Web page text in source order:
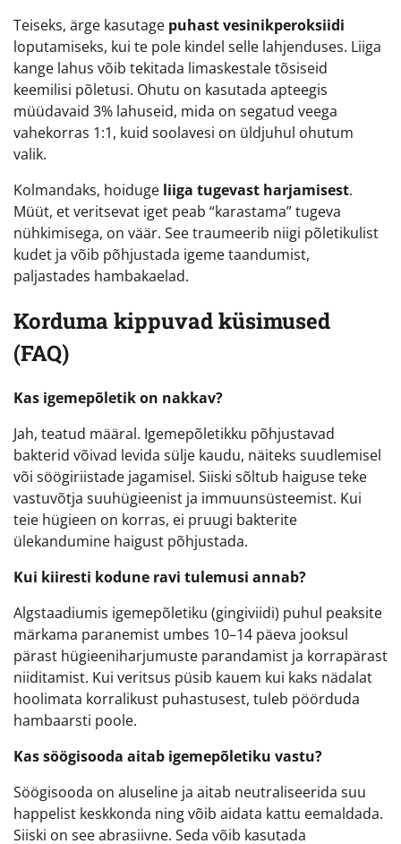
Teiseks, ärge kasutage puhast vesinikperoksiidi
loputamiseks, kui te pole kindel selle lahjenduses. Liiga
kange lahus võib tekitada limaskestale tõsiseid
keemilisi põletusi. Ohutu on kasutada apteegis
müüdavaid 3% lahuseid, mida on segatud veega
vahekorras 1:1, kuid soolavesi on üldjuhul ohutum
valik.
Kolmandaks, hoiduge liiga tugevast harjamisest.
Müüt, et veritsevat iget peab “karastama” tugeva
nühkimisega, on väär. See traumeerib niigi põletikulist
kudet ja võib põhjustada igeme taandumist,
paljastades hambakaelad.
Korduma kippuvad küsimused
(FAQ)
Kas igemepõletik on nakkav?
Jah, teatud määral. Igemepõletikku põhjustavad
bakterid võivad levida sülje kaudu, näiteks suudlemisel
või söögiriistade jagamisel. Siiski sõltub haiguse teke
vastuvõtja suuhügieenist ja immuunsüsteemist. Kui
teie hügieen on korras, ei pruugi bakterite
ülekandumine haigust põhjustada.
Kui kiiresti kodune ravi tulemusi annab?
Algstaadiumis igemepõletiku (gingiviidi) puhul peaksite
märkama paranemist umbes 10–14 päeva jooksul
pärast hügieeniharjumuste parandamist ja korrapärast
niiditamist. Kui veritsus püsib kauem kui kaks nädalat
hoolimata korralikust puhastusest, tuleb pöörduda
hambaarsti poole.
Kas söögisooda aitab igemepõletiku vastu?
Söögisooda on aluseline ja aitab neutraliseerida suu
happelist keskkonda ning võib aidata kattu eemaldada.
Siiski on see abrasiivne. Seda võib kasutada